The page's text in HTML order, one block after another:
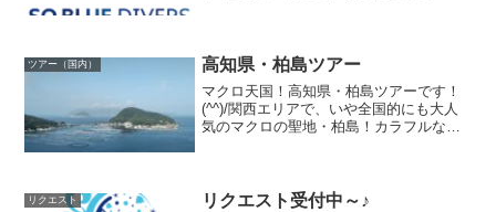
ツアー（国内） 高知県・柏島ツアー
マクロ天国！高知県・柏島ツアーです！
(^^)/関西エリアで、いや全国的にも大人
気のマクロの聖地・柏島！カラフルなマ
りまくります！！(...
リクエスト リクエスト受付中～♪